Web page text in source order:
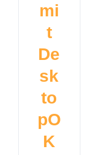
mi
t
De
sk
to
pO
K